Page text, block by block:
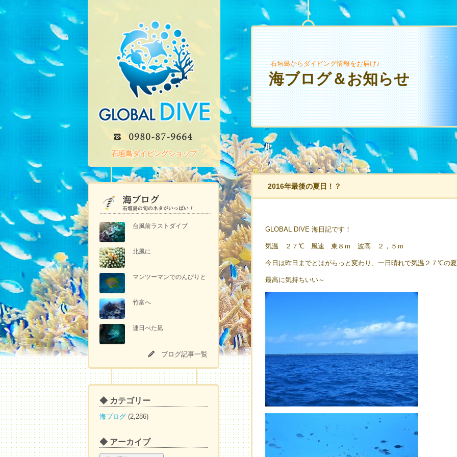
石垣島ダイビングショップ
台風前ラストダイブ
北風に
マンツーマンでのんびりと
竹富へ
連日べた凪
ブログ記事一覧
◆ カテゴリー
海ブログ (2,286)
◆ アーカイブ
石垣島からダイビング情報をお届け♪
海ブログ＆お知らせ
2016年最後の夏日！？
GLOBAL DIVE 海日記です！
気温 ２７℃ 風速 東８ｍ 波高 ２，５ｍ
今日は昨日までとはがらっと変わり、一日晴れで気温２７℃の
最高に気持ちいい～